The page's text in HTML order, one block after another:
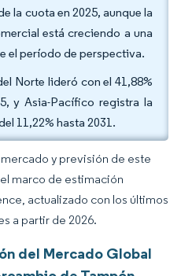
la cuota en 2025, aunque la
está creciendo a una
el período de perspectiva.
Norte lideró con el 41,88%
y Asia-Pacífico registra la
11,22% hasta 2031.
y previsión de este
marco de estimación
actualizado con los últimos
a partir de 2026.
del Mercado Global